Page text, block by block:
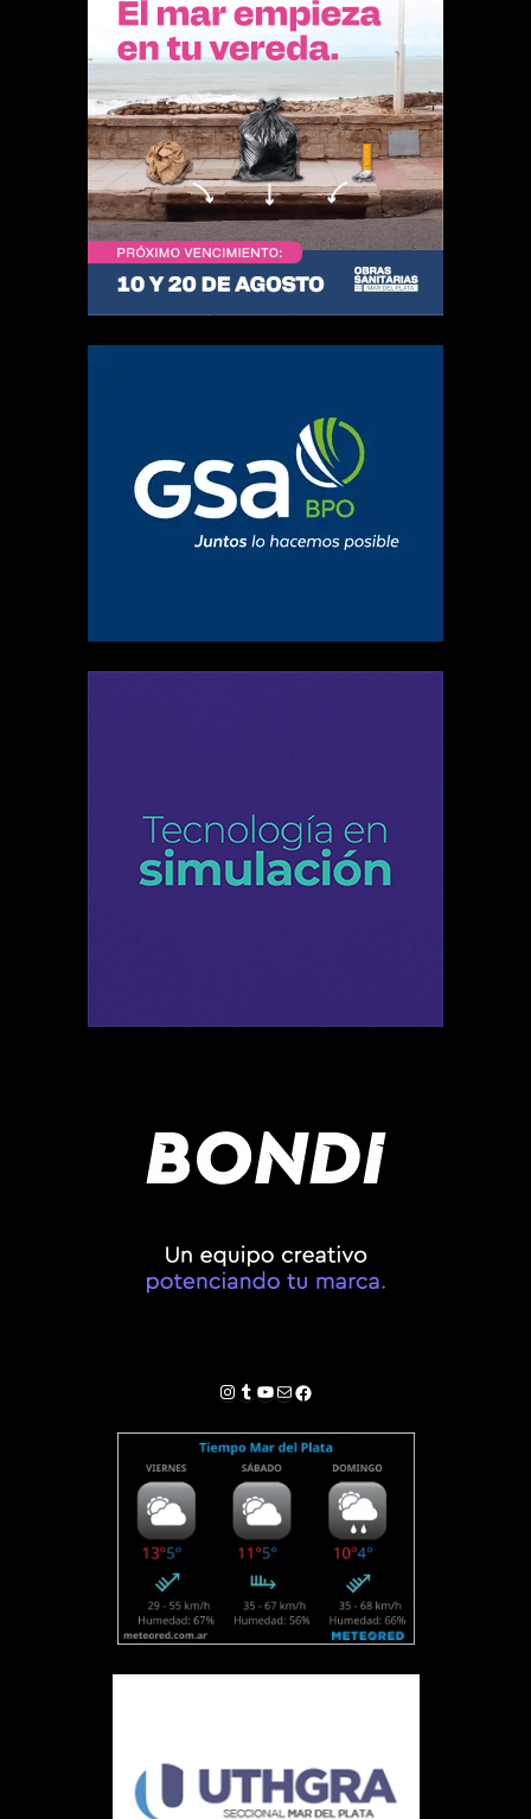
Instagram
Tumblr
YouTube
Correo electrónico
Facebook